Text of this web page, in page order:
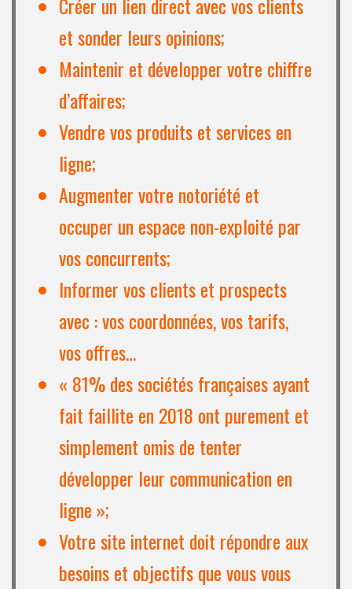
Créer un lien direct avec vos clients
et sonder leurs opinions;
Maintenir et développer votre chiffre
d’affaires;
Vendre vos produits et services en
ligne;
Augmenter votre notoriété et
occuper un espace non-exploité par
vos concurrents;
Informer vos clients et prospects
avec : vos coordonnées, vos tarifs,
vos offres…
« 81% des sociétés françaises ayant
fait faillite en 2018 ont purement et
simplement omis de tenter
développer leur communication en
ligne »;
Votre site internet doit répondre aux
besoins et objectifs que vous vous